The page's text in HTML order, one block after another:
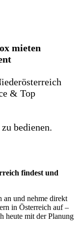
mieten
& Top
bedienen.
findest und
an und nehme direkt
in Österreich auf –
heute mit der Planung